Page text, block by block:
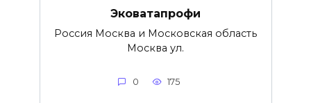
Эковатапрофи
Россия Москва и Московская область
Москва ул.
0 175